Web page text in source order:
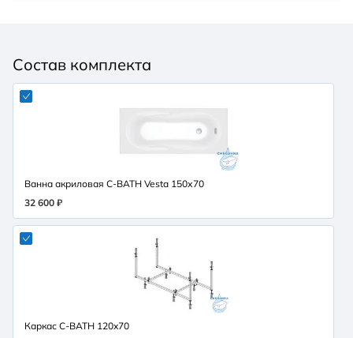
Состав комплекта
Ванна акриловая C-BATH Vesta 150х70
32 600 ₽
Каркас C-BATH 120x70